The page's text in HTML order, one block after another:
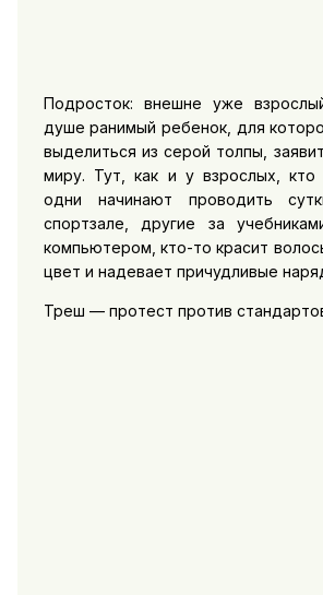
Подросток: внешне уже
душе ранимый ребенок, для
выделиться из серой толпы,
миру. Тут, как и у взрослых, кто
одни начинают проводить
спортзале, другие за
компьютером, кто-то красит
цвет и надевает причудливые
Треш — протест против